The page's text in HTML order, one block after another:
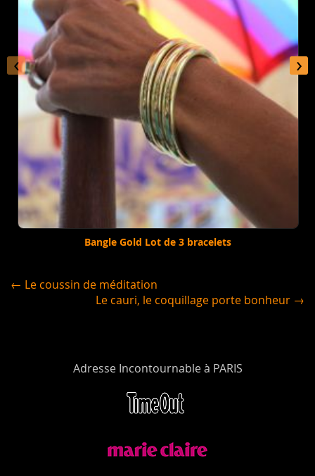
Bangle Gold Lot de 3 bracelets
‹ ›
← Le coussin de méditation
Le cauri, le coquillage porte bonheur →
Adresse Incontournable à PARIS